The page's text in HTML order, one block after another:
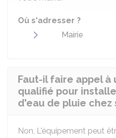
Où s'adresser ?
Mairie
Faut-il faire appel à
qualifié pour
d'eau de pluie chez
Non, L'équipement peut